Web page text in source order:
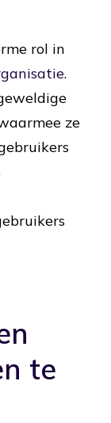
rol in
.
ze
te